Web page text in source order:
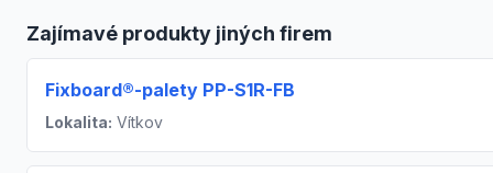
Zajímavé produkty jiných firem
Fixboard®-palety PP-S1R-FB
Lokalita: Vítkov